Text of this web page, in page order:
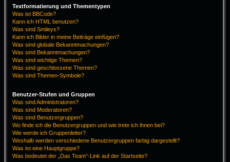
Textformatierung und Thementypen
Was ist BBCode?
Kann ich HTML benutzen?
Was sind Smileys?
Kann ich Bilder in meine Beiträge einfügen?
Was sind globale Bekanntmachungen?
Was sind Bekanntmachungen?
Was sind wichtige Themen?
Was sind geschlossene Themen?
Was sind Themen-Symbole?
Benutzer-Stufen und Gruppen
Was sind Administratoren?
Was sind Moderatoren?
Was sind Benutzergruppen?
Wo finde ich die Benutzergruppen und wie trete ich ihnen bei?
Wie werde ich Gruppenleiter?
Weshalb werden verschiedene Benutzergruppen farbig dargestellt?
Was ist eine Hauptgruppe?
Was bedeutet der „Das Team“-Link auf der Startseite?